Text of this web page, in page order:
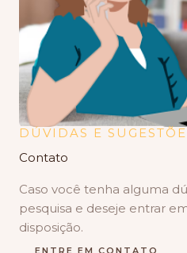
DÚVIDAS E
Contato
Caso você tenha alguma
pesquisa e deseje entrar
disposição.
ENTRE EM CONTATO